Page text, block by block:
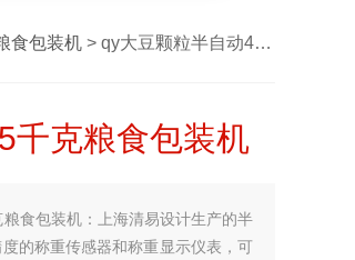
食包装机 > qy大豆颗粒半自动45千克粮食包装机
千克粮食包装机
食包装机：上海清易设计生产的半
的称重传感器和称重显示仪表，可